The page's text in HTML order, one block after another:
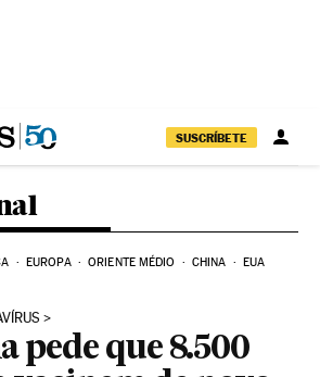
SUSCRÍBETE
EUROPA ORIENTE MÉDIO CHINA EUA
pede que 8.500